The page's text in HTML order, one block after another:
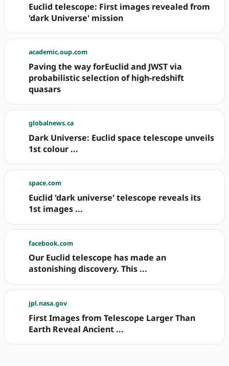
Euclid telescope: First images revealed from
'dark Universe' mission
academic.oup.com
Paving the way forEuclid and JWST via
probabilistic selection of high-redshift
quasars
globalnews.ca
Dark Universe: Euclid space telescope unveils
1st colour ...
space.com
Euclid 'dark universe' telescope reveals its
1st images ...
facebook.com
Our Euclid telescope has made an
astonishing discovery. This ...
jpl.nasa.gov
First Images from Telescope Larger Than
Earth Reveal Ancient ...